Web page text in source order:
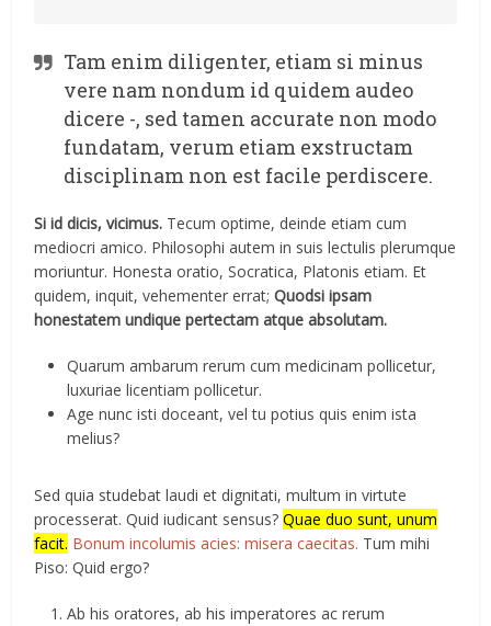
Tam enim diligenter, etiam si minus
vere nam nondum id quidem audeo
dicere -, sed tamen accurate non modo
fundatam, verum etiam exstructam
disciplinam non est facile perdiscere.
Si id dicis, vicimus. Tecum optime, deinde etiam cum
mediocri amico. Philosophi autem in suis lectulis plerumque
moriuntur. Honesta oratio, Socratica, Platonis etiam. Et
quidem, inquit, vehementer errat;Quodsi ipsam
honestatem undique pertectam atque absolutam.
Quarum ambarum rerum cum medicinam pollicetur,
luxuriae licentiam pollicetur.
Age nunc isti doceant, vel tu potius quis enim ista
melius?
Sed quia studebat laudi et dignitati, multum in virtute
processerat. Quid iudicant sensus?Quae duo sunt, unum
facit. Bonum incolumis acies: misera caecitas. Tum mihi
Piso: Quid ergo?
Ab his oratores, ab his imperatores ac rerum